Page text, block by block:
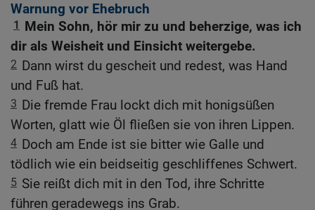
Warnung vor Ehebruch
1
Mein Sohn, hör mir zu und beherzige, was ich
dir als Weisheit und Einsicht weitergebe.
2 Dann wirst du gescheit und redest, was Hand
und Fuß hat.
3 Die fremde Frau lockt dich mit honigsüßen
Worten, glatt wie Öl fließen sie von ihren Lippen.
4 Doch am Ende ist sie bitter wie Galle und
tödlich wie ein beidseitig geschliffenes Schwert.
5 Sie reißt dich mit in den Tod, ihre Schritte
führen geradewegs ins Grab.